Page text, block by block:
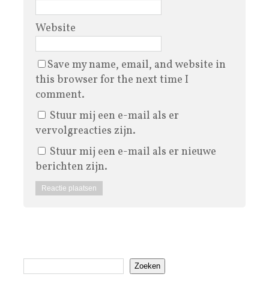
Website
Save my name, email, and website in
this browser for the next time I
comment.
Stuur mij een e-mail als er
vervolgreacties zijn.
Stuur mij een e-mail als er nieuwe
berichten zijn.
Zoeken